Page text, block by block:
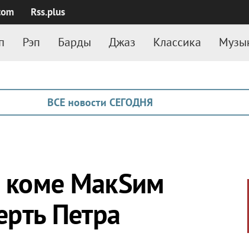
Rss.plus
Рэп Барды Джаз Классика
ВСЕ новости СЕГОДНЯ
МакSим
Петра